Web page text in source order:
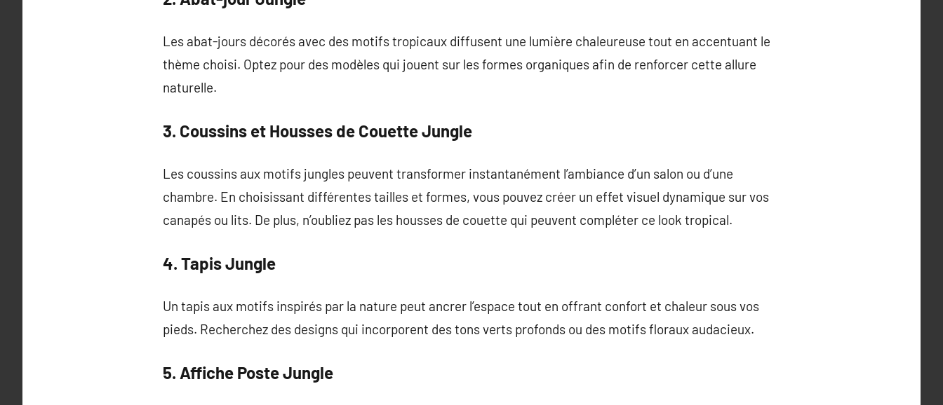
Les abat-jours décorés avec des motifs tropicaux diffusent une lumière chaleureuse tout en accentuant le
thème choisi. Optez pour des modèles qui jouent sur les formes organiques afin de renforcer cette allure
naturelle.
3. Coussins et Housses de Couette Jungle
Les coussins aux motifs jungles peuvent transformer instantanément l’ambiance d’un salon ou d’une
chambre. En choisissant différentes tailles et formes, vous pouvez créer un effet visuel dynamique sur vos
canapés ou lits. De plus, n’oubliez pas les housses de couette qui peuvent compléter ce look tropical.
4. Tapis Jungle
Un tapis aux motifs inspirés par la nature peut ancrer l’espace tout en offrant confort et chaleur sous vos
pieds. Recherchez des designs qui incorporent des tons verts profonds ou des motifs floraux audacieux.
5. Affiche Poste Jungle